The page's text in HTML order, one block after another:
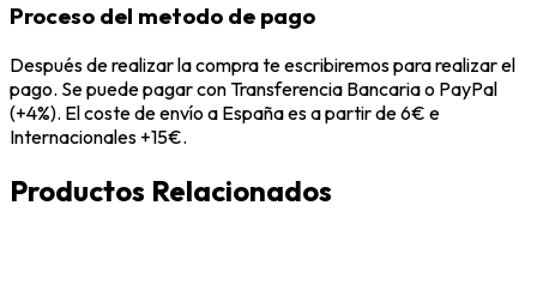
Proceso del metodo de pago
Después de realizar la compra te escribiremos para realizar el
pago. Se puede pagar con Transferencia Bancaria o PayPal
(+4%). El coste de envío a España es a partir de 6€ e
Internacionales +15€.
Productos Relacionados